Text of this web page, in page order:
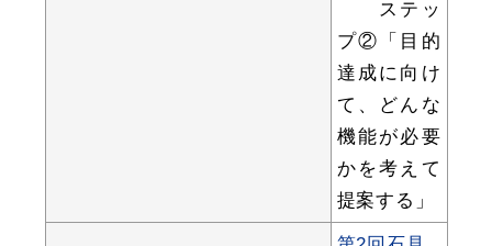
電子申請
ステッ
プ②「目的
達成に向け
て、どんな
機能が必要
かを考えて
提案する」